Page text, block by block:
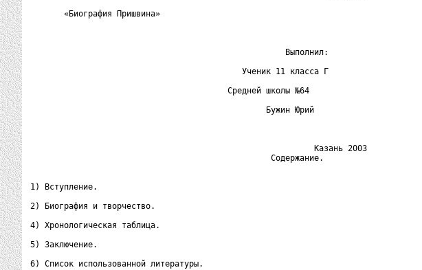
       «Биография Пришвина»
                                                     Выполнил:
                                            Ученик 11 класса Г
                                         Средней школы №64
                                                 Бужин Юрий
                                                           Казань 2003
                                                  Содержание.
1) Вступление.
2) Биография и творчество.
4) Хронологическая таблица.
5) Заключение.
6) Список использованной литературы.